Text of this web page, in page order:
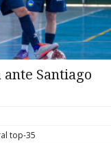
Santiago
top-35